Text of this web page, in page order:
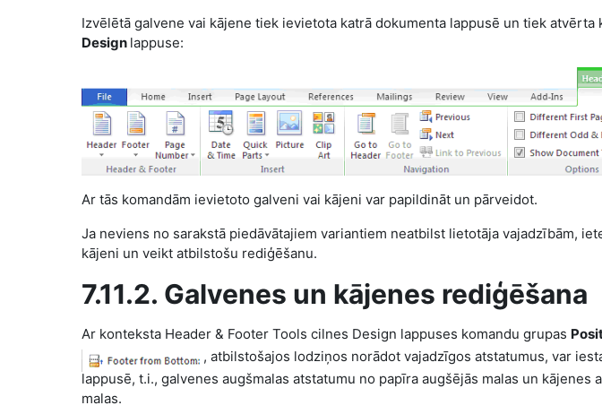
Izvēlētā galvene vai kājene tiek ievietota katrā dokumenta lappusē un tiek atvērta
Design lappuse:
Ar tās komandām ievietoto galveni vai kājeni var papildināt un pārveidot.
Ja neviens no sarakstā piedāvātajiem variantiem neatbilst lietotāja vajadzībām,
kājeni un veikt atbilstošu rediģēšanu.
7.11.2. Galvenes un kājenes rediģēšana
Ar konteksta Header & Footer Tools cilnes Design lappuses komandu grupas
, atbilstošajos lodziņos norādot vajadzīgos atstatumus, var
lappusē, t.i., galvenes augšmalas atstatumu no papīra augšējās malas un kājenes
malas.